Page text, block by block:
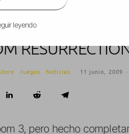
Juegos Noticias · 11 junio, 2009 ·
3, pero hecho
leyendo